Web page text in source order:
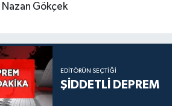
Nazan Gökçek
EDITÖRÜN SEÇTIĞI
ŞİDDETLİ DEPREM